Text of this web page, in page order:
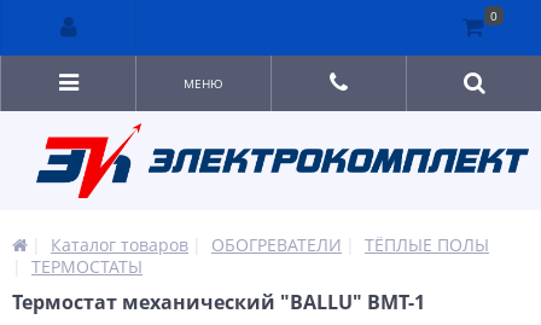
МЕНЮ
Каталог товаров ОБОГРЕВАТЕЛИ
ТЁПЛЫЕ ПОЛЫ
ТЕРМОСТАТЫ
Термостат механический "BALLU" BMT-1
0